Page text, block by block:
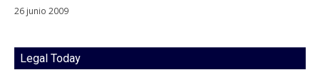
26 junio 2009
Legal Today